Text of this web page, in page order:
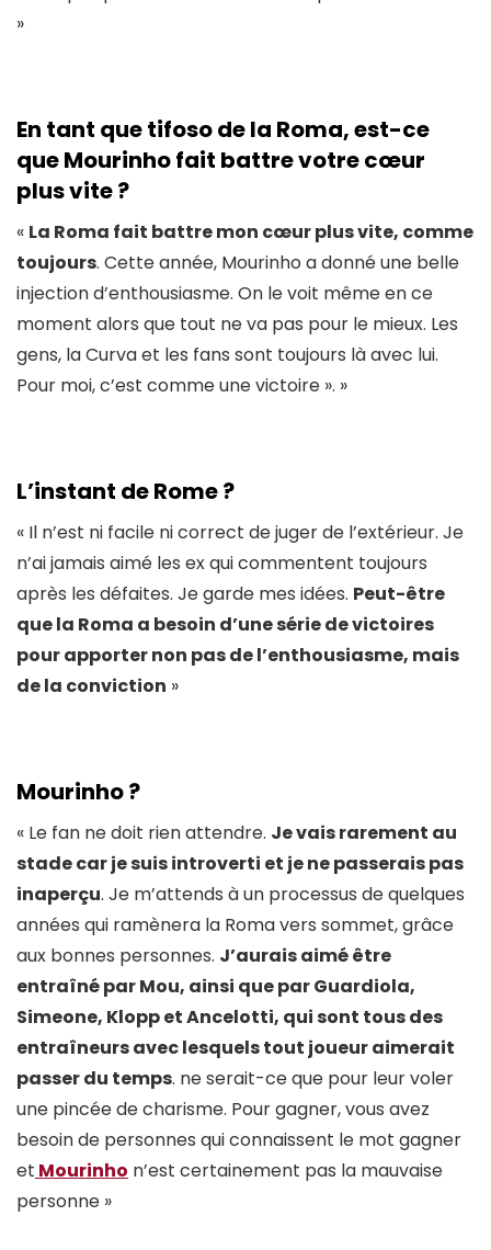
»
En tant que tifoso de la Roma, est-ce
que Mourinho fait battre votre cœur
plus vite ?
« La Roma fait battre mon cœur plus vite, comme
toujours. Cette année, Mourinho a donné une belle
injection d’enthousiasme. On le voit même en ce
moment alors que tout ne va pas pour le mieux. Les
gens, la Curva et les fans sont toujours là avec lui.
Pour moi, c’est comme une victoire ». »
L’instant de Rome ?
« Il n’est ni facile ni correct de juger de l’extérieur. Je
n’ai jamais aimé les ex qui commentent toujours
après les défaites. Je garde mes idées. Peut-être
que la Roma a besoin d’une série de victoires
pour apporter non pas de l’enthousiasme, mais
de la conviction »
Mourinho?
« Le fan ne doit rien attendre. Je vais rarement au
stade car je suis introverti et je ne passerais pas
inaperçu. Je m’attends à un processus de quelques
années qui ramènera la Roma vers sommet, grâce
aux bonnes personnes. J’aurais aimé être
entraîné par Mou, ainsi que par Guardiola,
Simeone, Klopp et Ancelotti, qui sont tous des
entraîneurs avec lesquels tout joueur aimerait
passer du temps. ne serait-ce que pour leur voler
une pincée de charisme. Pour gagner, vous avez
besoin de personnes qui connaissent le mot gagner
et Mourinho n’est certainement pas la mauvaise
personne »